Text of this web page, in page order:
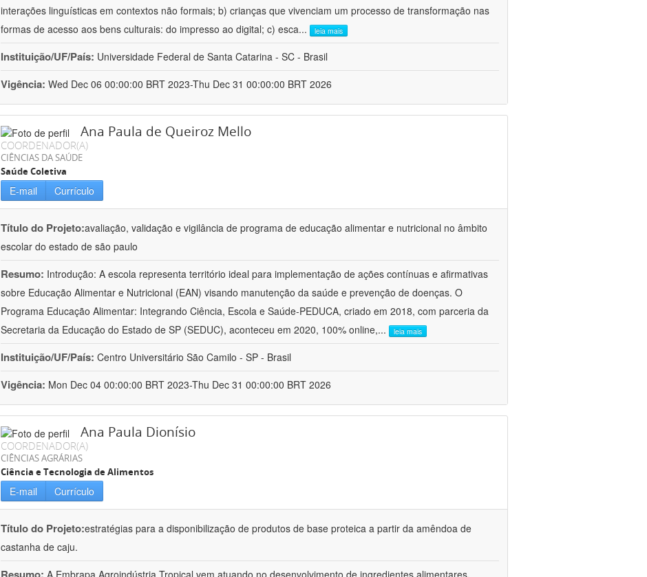
interações linguísticas em contextos não formais; b) crianças que vivenciam um processo de transformação nas
formas de acesso aos bens culturais: do impresso ao digital; c) esca... leia mais
Instituição/UF/País: Universidade Federal de Santa Catarina - SC - Brasil
Vigência: Wed Dec 06 00:00:00 BRT 2023-Thu Dec 31 00:00:00 BRT 2026
Ana Paula de Queiroz Mello
COORDENADOR(A)
CIÊNCIAS DA SAÚDE
Saúde Coletiva
E-mail Currículo
Título do Projeto:avaliação, validação e vigilância de programa de educação alimentar e nutricional no âmbito
escolar do estado de são paulo
Resumo: Introdução: A escola representa território ideal para implementação de ações contínuas e afirmativas
sobre Educação Alimentar e Nutricional (EAN) visando manutenção da saúde e prevenção de doenças. O
Programa Educação Alimentar: Integrando Ciência, Escola e Saúde-PEDUCA, criado em 2018, com parceria da
Secretaria da Educação do Estado de SP (SEDUC), aconteceu em 2020, 100% online,... leia mais
Instituição/UF/País: Centro Universitário São Camilo - SP - Brasil
Vigência: Mon Dec 04 00:00:00 BRT 2023-Thu Dec 31 00:00:00 BRT 2026
Ana Paula Dionísio
COORDENADOR(A)
CIÊNCIAS AGRÁRIAS
Ciência e Tecnologia de Alimentos
E-mail Currículo
Título do Projeto:estratégias para a disponibilização de produtos de base proteica a partir da amêndoa de
castanha de caju.